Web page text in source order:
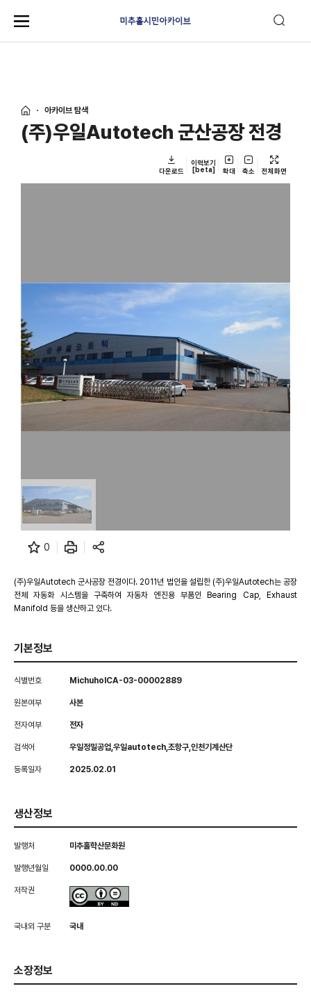
아카이브 탐색
(주)우일Autotech 군산공장 전경
다운로드
이력보기
[beta]
확대 축소 전체화면
0
(주)우일Autotech 군사공장 전경이다. 2011년 법인을 설립한 (주)우일Autotech는 공장
전체 자동화 시스템을 구축하여 자동차 엔진용 부품인 Bearing Cap, Exhaust
Manifold 등을 생산하고 있다.
기본정보
식별번호 MichuholCA-03-00002889
원본여부 사본
전자여부 전자
검색어 우일정밀공업,우일autotech,조항구,인천기계산단
등록일자 2025.02.01
생산정보
발행처 미추홀학산문화원
발행년월일 0000.00.00
저작권
국내외 구분 국내
소장정보